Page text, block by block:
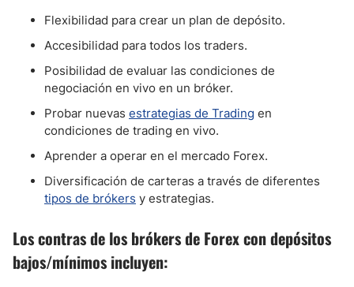
Flexibilidad para crear un plan de depósito.
Accesibilidad para todos los traders.
Posibilidad de evaluar las condiciones de
negociación en vivo en un bróker.
Probar nuevas estrategias de Trading en
condiciones de trading en vivo.
Aprender a operar en el mercado Forex.
Diversificación de carteras a través de diferentes
tipos de brókers y estrategias.
Los contras de los brókers de Forex con depósitos
bajos/mínimos incluyen: